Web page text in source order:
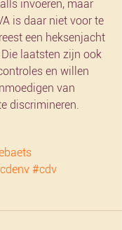
invoeren, maar
is daar niet voor te
een heksenjacht
laatsten zijn ook
en willen
van
discrimineren.
#cdv